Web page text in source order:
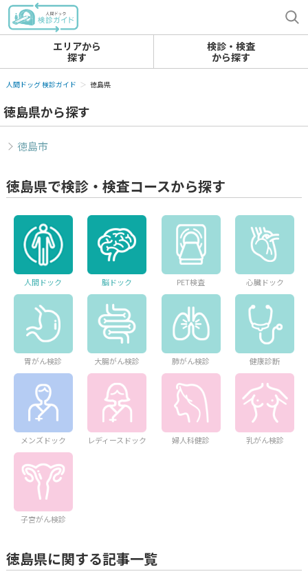
エリアから
探す
検診・検査
から探す
人間ドッグ 検診ガイド 徳島県
徳島県から探す
徳島市
徳島県で検診・検査コースから探す
人間ドック 脳ドック PET検査 心臓ドック
胃がん検診 大腸がん検診 肺がん検診 健康診断
メンズドック レディースドック 婦人科健診 乳がん検診
子宮がん検診
徳島県に関する記事一覧